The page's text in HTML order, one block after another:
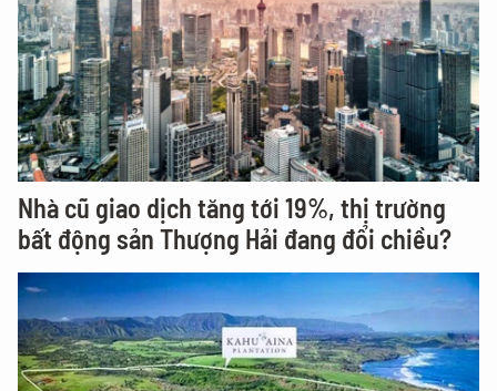
Nhà cũ giao dịch tăng tới 19%, thị trường
bất động sản Thượng Hải đang đổi chiều?